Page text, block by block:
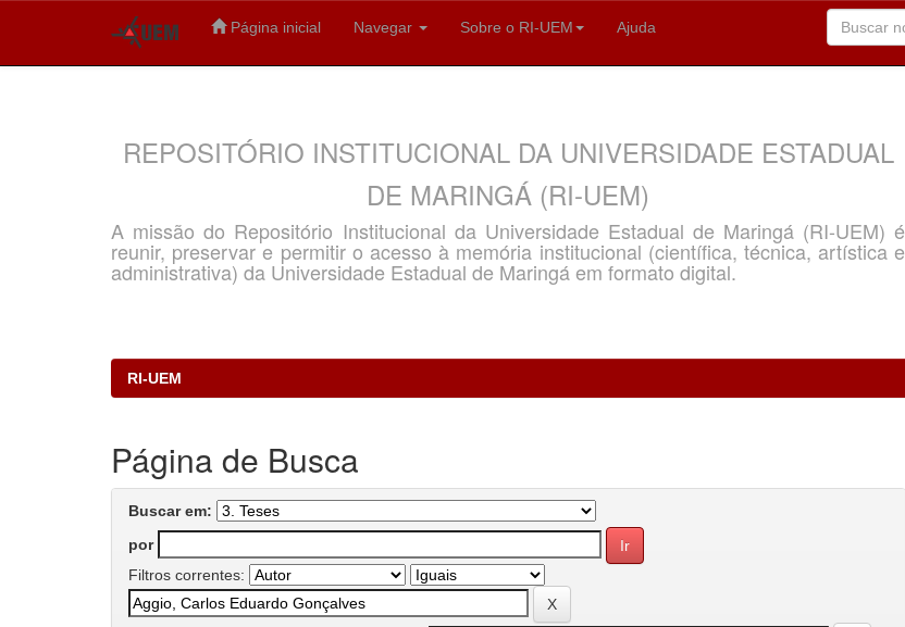
Página inicial Navegar Sobre o RI-UEM Ajuda
REPOSITÓRIO INSTITUCIONAL DA UNIVERSIDADE ESTADUAL
DE MARINGÁ (RI-UEM)
A missão do Repositório Institucional da Universidade Estadual de Maringá (RI-UEM) é
reunir, preservar e permitir o acesso à memória institucional (científica, técnica, artística e
administrativa) da Universidade Estadual de Maringá em formato digital.
RI-UEM
Página de Busca
Buscar em:
por
Filtros correntes: